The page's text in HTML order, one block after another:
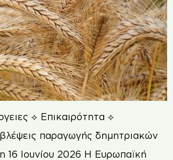
⟡ Επικαιρότητα ⟡
παραγωγής δημητριακών
16 Ιουνίου 2026 Η Ευρωπαϊκή